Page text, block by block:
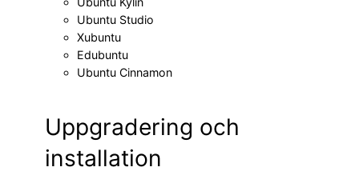
Ubuntu Studio
Xubuntu
Edubuntu
Ubuntu Cinnamon
Uppgradering och
installation